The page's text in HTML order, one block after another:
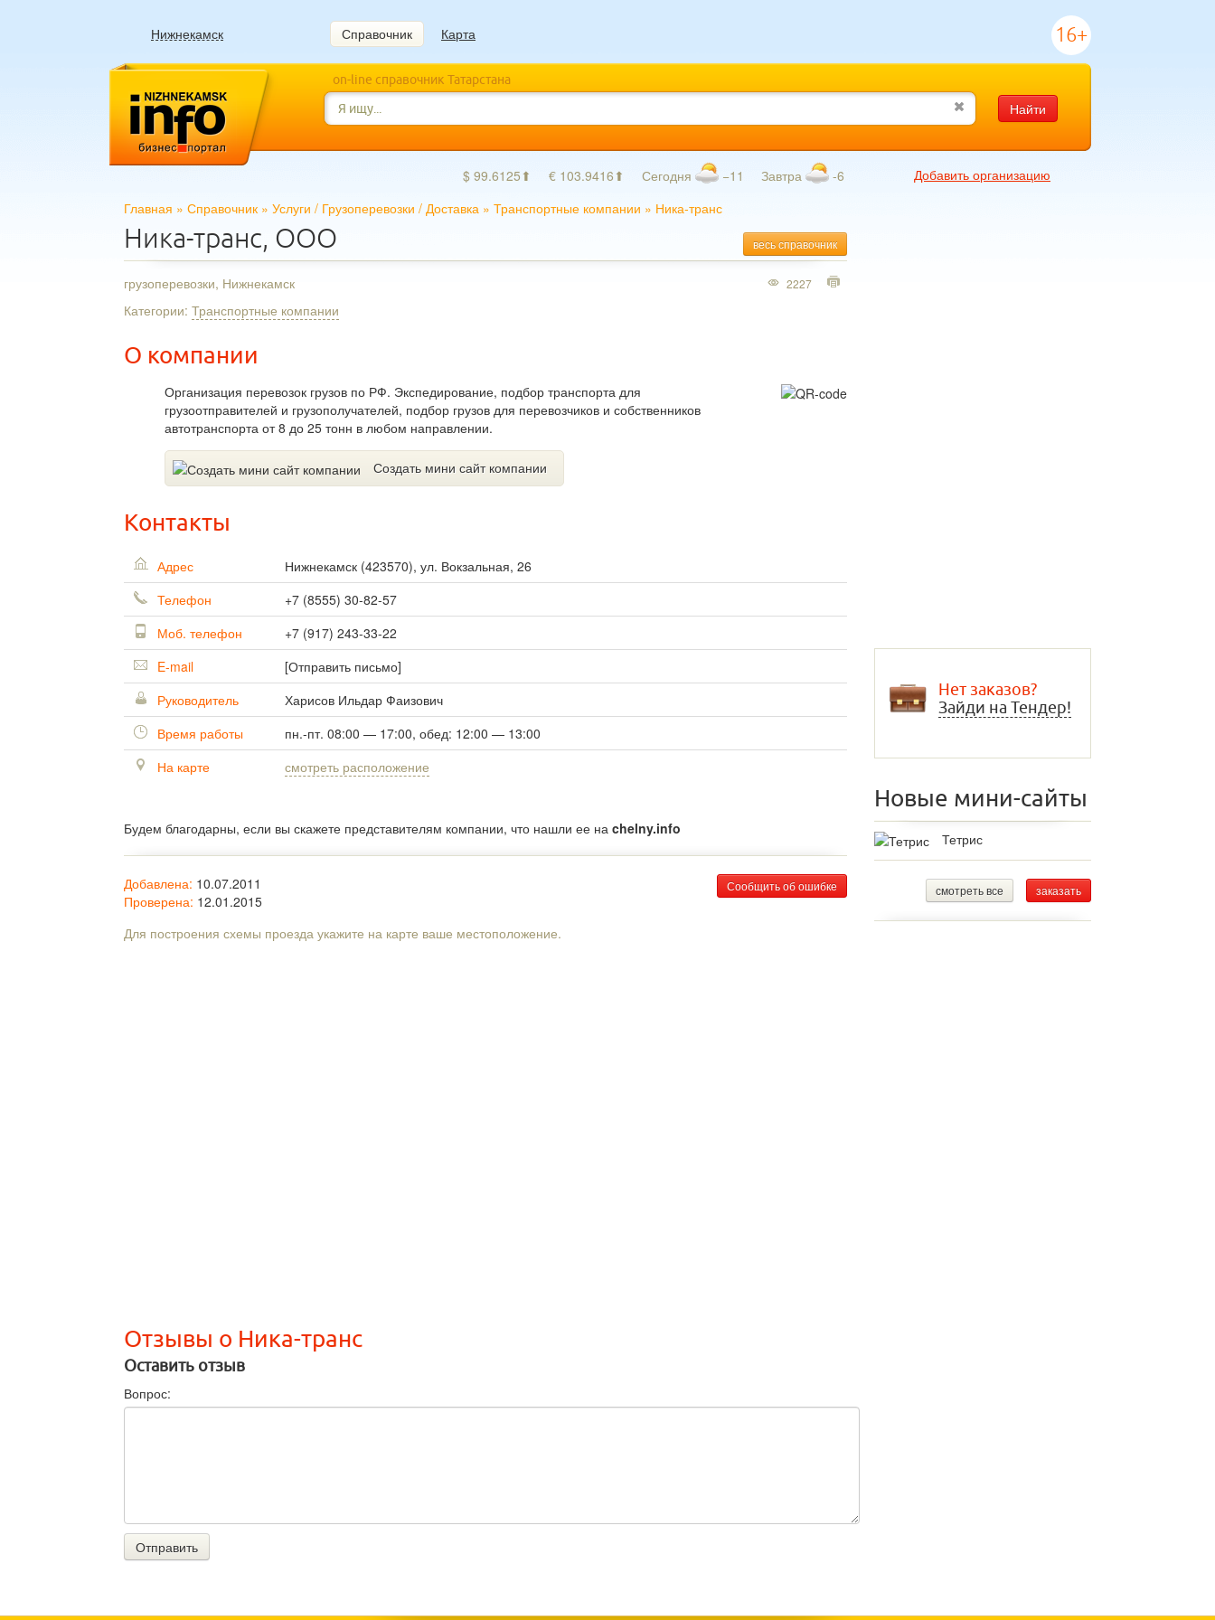
Нижнекамск Справочник Карта 16+
on-line справочник Татарстана
Найти
$ 99.6125⬆ € 103.9416⬆ Сегодня −11 Завтра -6
Добавить организацию
Главная » Справочник » Услуги / Грузоперевозки / Доставка » Транспортные компании » Ника-транс
весь справочник
Ника-транс, ООО
грузоперевозки, Нижнекамск
Категории: Транспортные компании
О компании
Организация перевозок грузов по РФ. Экспедирование, подбор транспорта для
грузоотправителей и грузополучателей, подбор грузов для перевозчиков и собственников
автотранспорта от 8 до 25 тонн в любом направлении.
Создать мини сайт компании
2227
Контакты
Адрес Нижнекамск (423570), ул. Вокзальная, 26
Телефон
+7 (8555) 30-82-57
Моб. телефон
+7 (917) 243-33-22
E-mail
[Отправить письмо]
Руководитель
Харисов Ильдар Фаизович
Время работы
пн.-пт. 08:00 — 17:00, обед: 12:00 — 13:00
На карте
смотреть расположение
Будем благодарны, если вы скажете представителям компании, что нашли ее на chelny.info
Сообщить об ошибке
Добавлена: 10.07.2011
Проверена: 12.01.2015
Для построения схемы проезда укажите на карте ваше местоположение.
Отзывы о Ника-транс
Оставить отзыв
Вопрос:
Отправить
Нет заказов?
Зайди на Тендер!
Новые мини-сайты
Тетрис
смотреть все заказать